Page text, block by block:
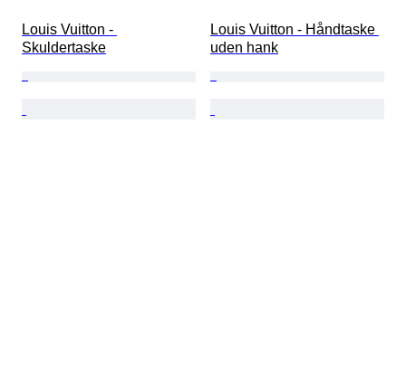
Louis Vuitton -
Skuldertaske
Louis Vuitton - Håndtaske
uden hank